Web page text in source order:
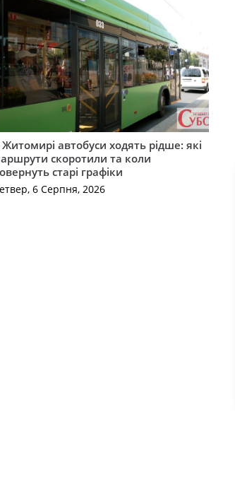
автобуси ходять рідше: які
скоротили та коли
старі графіки
6 Серпня, 2026